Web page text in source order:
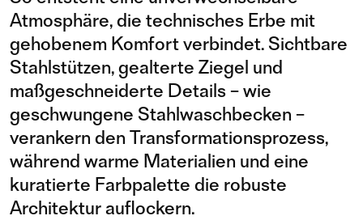
Atmosphäre, die technisches Erbe mit
gehobenem Komfort verbindet. Sichtbare
Stahlstützen, gealterte Ziegel und
maßgeschneiderte Details – wie
geschwungene Stahlwaschbecken –
verankern den Transformationsprozess,
während warme Materialien und eine
kuratierte Farbpalette die robuste
Architektur auflockern.